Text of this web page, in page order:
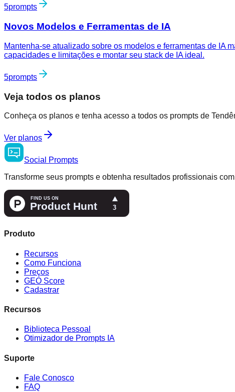
5prompts
Novos Modelos e Ferramentas de IA
Mantenha-se atualizado sobre os modelos e ferramentas de IA
capacidades e limitações e montar seu stack de IA ideal.
5prompts
Veja todos os planos
Conheça os planos e tenha acesso a todos os prompts de
Ver planos
Social
Prompts
Transforme seus prompts e obtenha resultados profissionais
Produto
Recursos
Como Funciona
Preços
GEO Score
Cadastrar
Recursos
Biblioteca Pessoal
Otimizador de Prompts IA
Suporte
Fale Conosco
FAQ